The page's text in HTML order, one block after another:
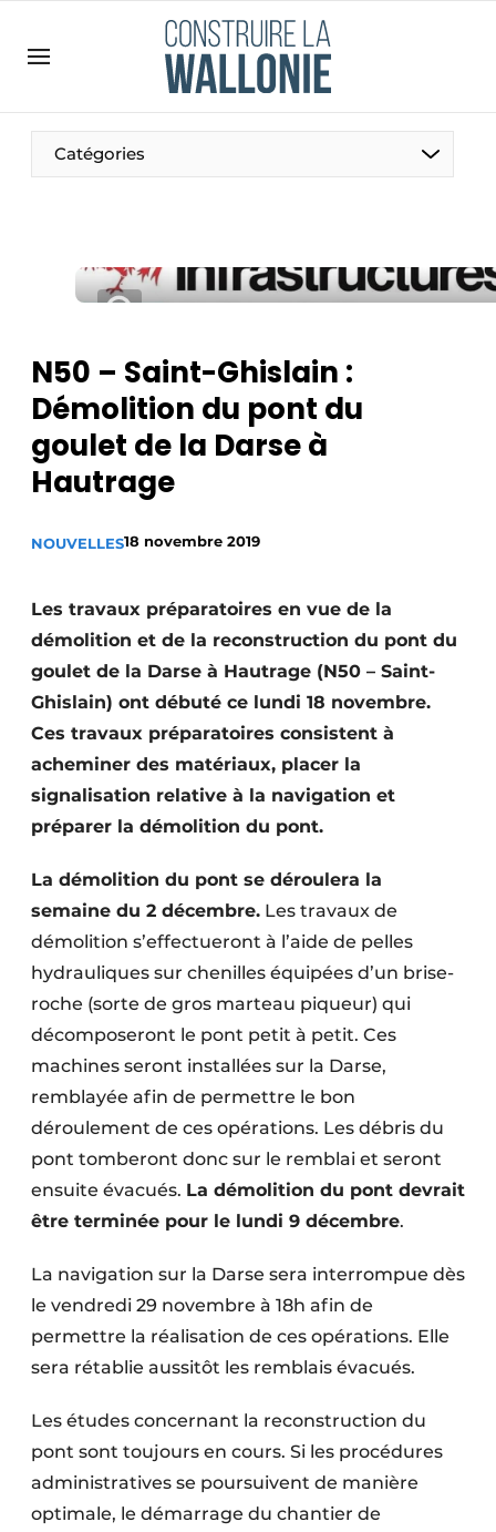
Emploi
Enregistrer une offre d’emploi
Meest gelezen
Podcasts
Privacy / Cookie statement
S’inscrire à l’événement
S’inscrire
Catégories
Construction bois
Contrôle d’accès
Éclairage
Fondations
Géotextiles
Infrastructures souterraines et égouttage
Protection solaire
Rénovation
Sécurité incendie
Software
Techniques ferroviaires
Travaux ferroviaires
N50 – Saint-Ghislain :
Démolition du pont du
goulet de la Darse à
Hautrage
NOUVELLES18 novembre 2019
Les travaux préparatoires en vue de la
démolition et de la reconstruction du pont du
goulet de la Darse à Hautrage (N50 – Saint-
Ghislain) ont débuté ce lundi 18 novembre.
Ces travaux préparatoires consistent à
acheminer des matériaux, placer la
signalisation relative à la navigation et
préparer la démolition du pont.
La démolition du pont se déroulera la
semaine du 2 décembre. Les travaux de
démolition s’effectueront à l’aide de pelles
hydrauliques sur chenilles équipées d’un brise-
roche (sorte de gros marteau piqueur) qui
décomposeront le pont petit à petit. Ces
machines seront installées sur la Darse,
remblayée afin de permettre le bon
déroulement de ces opérations. Les débris du
pont tomberont donc sur le remblai et seront
ensuite évacués. La démolition du pont devrait
être terminée pour le lundi 9 décembre.
La navigation sur la Darse sera interrompue dès
le vendredi 29 novembre à 18h afin de
permettre la réalisation de ces opérations. Elle
sera rétablie aussitôt les remblais évacués.
Les études concernant la reconstruction du
pont sont toujours en cours. Si les procédures
administratives se poursuivent de manière
optimale, le démarrage du chantier de